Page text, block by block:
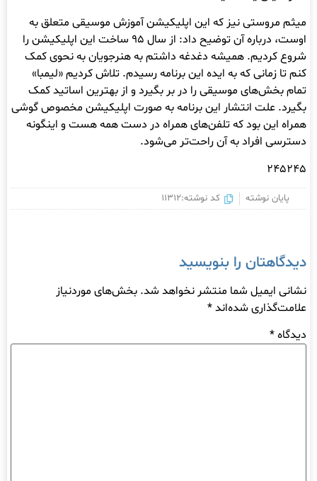
میثم مروستی نیز که این اپلیکیشن آموزش موسیقی متعلق به
اوست، درباره آن توضیح داد: از سال ۹۵ ساخت این اپلیکیشن را
شروع کردیم. همیشه دغدغه داشتم به هنرجویان به نحوی کمک
کنم تا زمانی که به ایده این برنامه رسیدم. تلاش کردیم «لیمبا»
تمام بخش‌های موسیقی را در بر بگیرد و از بهترین اساتید کمک
بگیرد. علت انتشار این برنامه به صورت اپلیکیشن مخصوص گوشی
همراه این بود که تلفن‌های همراه در دست همه هست و اینگونه
دسترسی افراد به آن راحت‌تر می‌شود.
۲۴۵۲۴۵
پایان نوشته کد نوشته:11312
دیدگاهتان را بنویسید
نشانی ایمیل شما منتشر نخواهد شد. بخش‌های موردنیاز
علامت‌گذاری شده‌اند*
دیدگاه*